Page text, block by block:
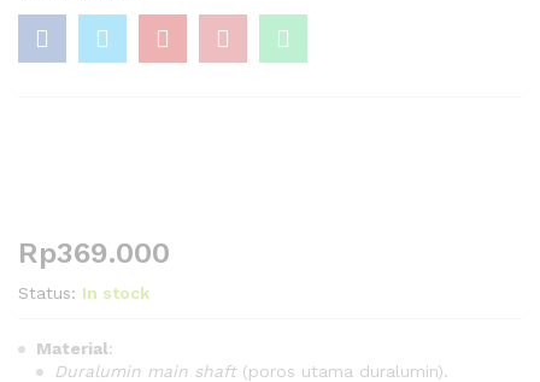
Rp369.000
Status: In stock
Material:
Duralumin main shaft(poros utama duralumin).